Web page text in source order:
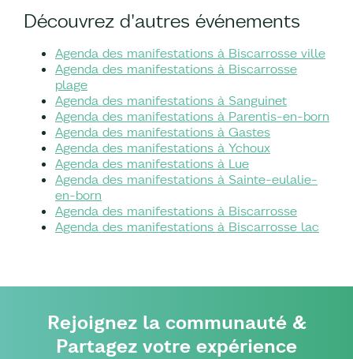
Découvrez d'autres événements
Agenda des manifestations à Biscarrosse ville
Agenda des manifestations à Biscarrosse
plage
Agenda des manifestations à Sanguinet
Agenda des manifestations à Parentis-en-born
Agenda des manifestations à Gastes
Agenda des manifestations à Ychoux
Agenda des manifestations à Lue
Agenda des manifestations à Sainte-eulalie-
en-born
Agenda des manifestations à Biscarrosse
Agenda des manifestations à Biscarrosse lac
Rejoignez la communauté &
Partagez votre expérience